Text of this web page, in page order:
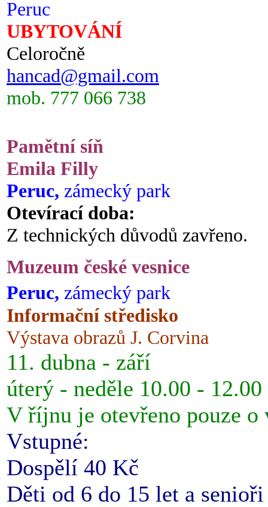
Peruc
UBYTOVÁNÍ
Celoročně
hancad@gmail.com
mob. 777 066 738
Pamětní síň
Emila Filly
Peruc, zámecký park
Otevírací doba:
Z technických důvodů zavřeno.
Muzeum české vesnice
Peruc, zámecký park
Informační středisko
Výstava obrazů J. Corvina
11. dubna - září
úterý - neděle 10.00 -
V říjnu je otevřeno pouze o
Vstupné:
Dospělí 40 Kč
Děti od 6 do 15 let a